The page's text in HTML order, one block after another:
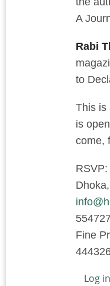
A
Rabi
to
This is
is
come,
Fine
Log in